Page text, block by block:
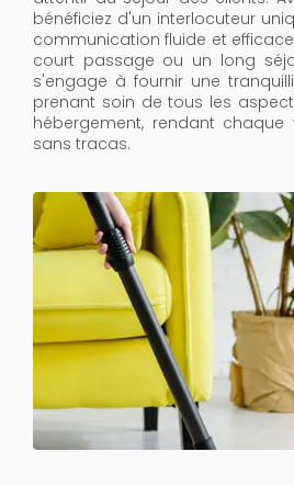
bénéficiez d'un interlocuteur
communication fluide et
court passage ou un long
s'engage à fournir une
prenant soin de tous les
hébergement, rendant
sans tracas.